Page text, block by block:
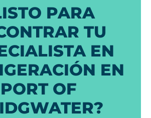
PARA
TU
EN
EN
PORT OF